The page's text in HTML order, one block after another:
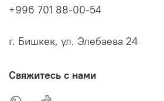
+996 701 88-00-54
г. Бишкек, ул. Элебаева 24
Свяжитесь с нами